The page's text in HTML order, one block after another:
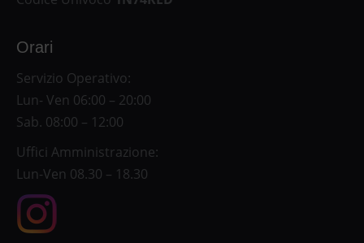
Orari
Servizio Operativo:
Lun- Ven 06:00 – 20:00
Sab. 08:00 – 12:00
Uffici Amministrazione:
Lun-Ven 08.30 – 18.30